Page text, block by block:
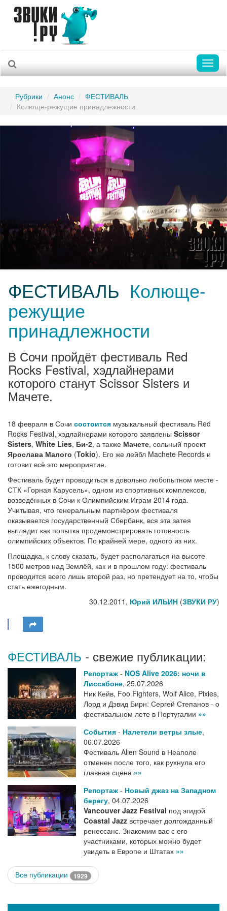
Рубрики Анонс
ФЕСТИВАЛЬ
Колюще-режущие принадлежности
ФЕСТИВАЛЬ Колюще-
режущие
принадлежности
В Сочи пройдёт фестиваль Red
Rocks Festival, хэдлайнерами
которого станут Scissor Sisters и
Мачете.
18 февраля в Сочи состоится музыкальный фестиваль Red
Rocks Festival, хэдлайнерами которого заявлены Scissor
Sisters, White Lies, Би-2, а также Мачете, сольный проект
Ярослава Малого (Tokio). Его же лейбл Machete Records и
готовит всё это мероприятие.
Фестиваль будет проводиться в довольно любопытном месте -
СТК «Горная Карусель», одном из спортивных комплексов,
возведённых в Сочи к Олимпийским Играм 2014 года.
Учитывая, что генеральным партнёром фестиваля
оказывается государственный Сбербанк, вся эта затея
выглядит как попытка продемонстрировать готовность
олимпийских объектов. По крайней мере, одного из них.
Площадка, к слову сказать, будет располагаться на высоте
1500 метров над Землёй, как и в прошлом году: фестиваль
проводится всего лишь второй раз, но претендует на то, чтобы
стать ежегодным.
30.12.2011, Юрий ИЛЬИН (ЗВУКИ РУ)
ФЕСТИВАЛЬ - свежие публикации:
Репортаж - NOS Alive 2026: ночи в
Лиссабоне, 25.07.2026
Ник Кейв, Foo Fighters, Wolf Alice, Pixies,
Лорд и Дэвид Бирн: Сергей Степанов - о
фестивальном лете в Португалии »»
События - Налетели ветры злые,
06.07.2026
Фестиваль Alien Sound в Неаполе
отменен после того, как рухнула его
главная сцена »»
Репортаж - Новый джаз на Западном
берегу, 04.07.2026
Vancouver Jazz Festival под эгидой
Coastal Jazz встречает долгожданный
ренессанс. Знакомим вас с его
участниками, которых можно будет
увидеть в Европе и Штатах »»
Все публикации 1929